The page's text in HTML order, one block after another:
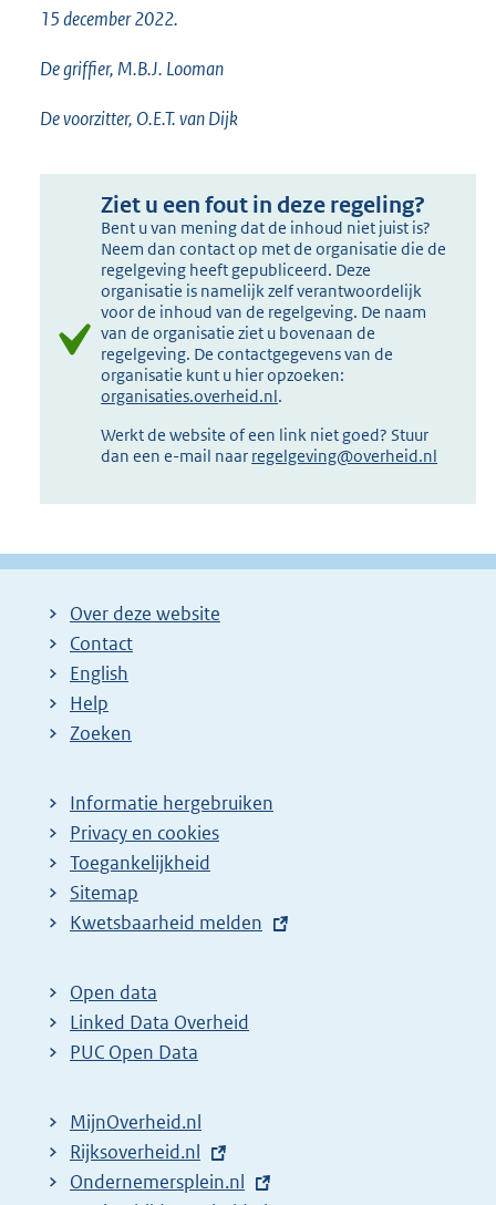
15 december 2022.
De griffier, M.B.J. Looman
De voorzitter, O.E.T. van Dijk
Ziet u een fout in deze regeling?
Bent u van mening dat de inhoud niet juist is?
Neem dan contact op met de organisatie die de
regelgeving heeft gepubliceerd. Deze
organisatie is namelijk zelf verantwoordelijk
voor de inhoud van de regelgeving. De naam
van de organisatie ziet u bovenaan de
regelgeving. De contactgegevens van de
organisatie kunt u hier opzoeken:
organisaties.overheid.nl.
Werkt de website of een link niet goed? Stuur
dan een e-mail naar regelgeving@overheid.nl
Over deze website
Contact
English
Help
Zoeken
Informatie hergebruiken
Privacy en cookies
Toegankelijkheid
Sitemap
E
t
e
r
l
i
n
Kwetsbaarheid melden
Open data
Linked Data Overheid
PUC Open Data
MijnOverheid.nl
E
x
Rijksoverheid.nl
E
Ondernemersplein.nl